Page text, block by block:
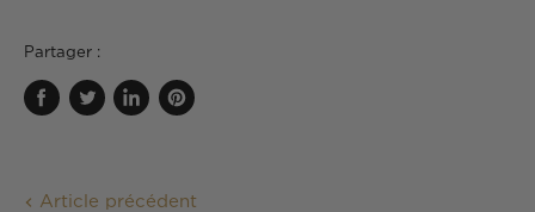
Partager :
Article précédent